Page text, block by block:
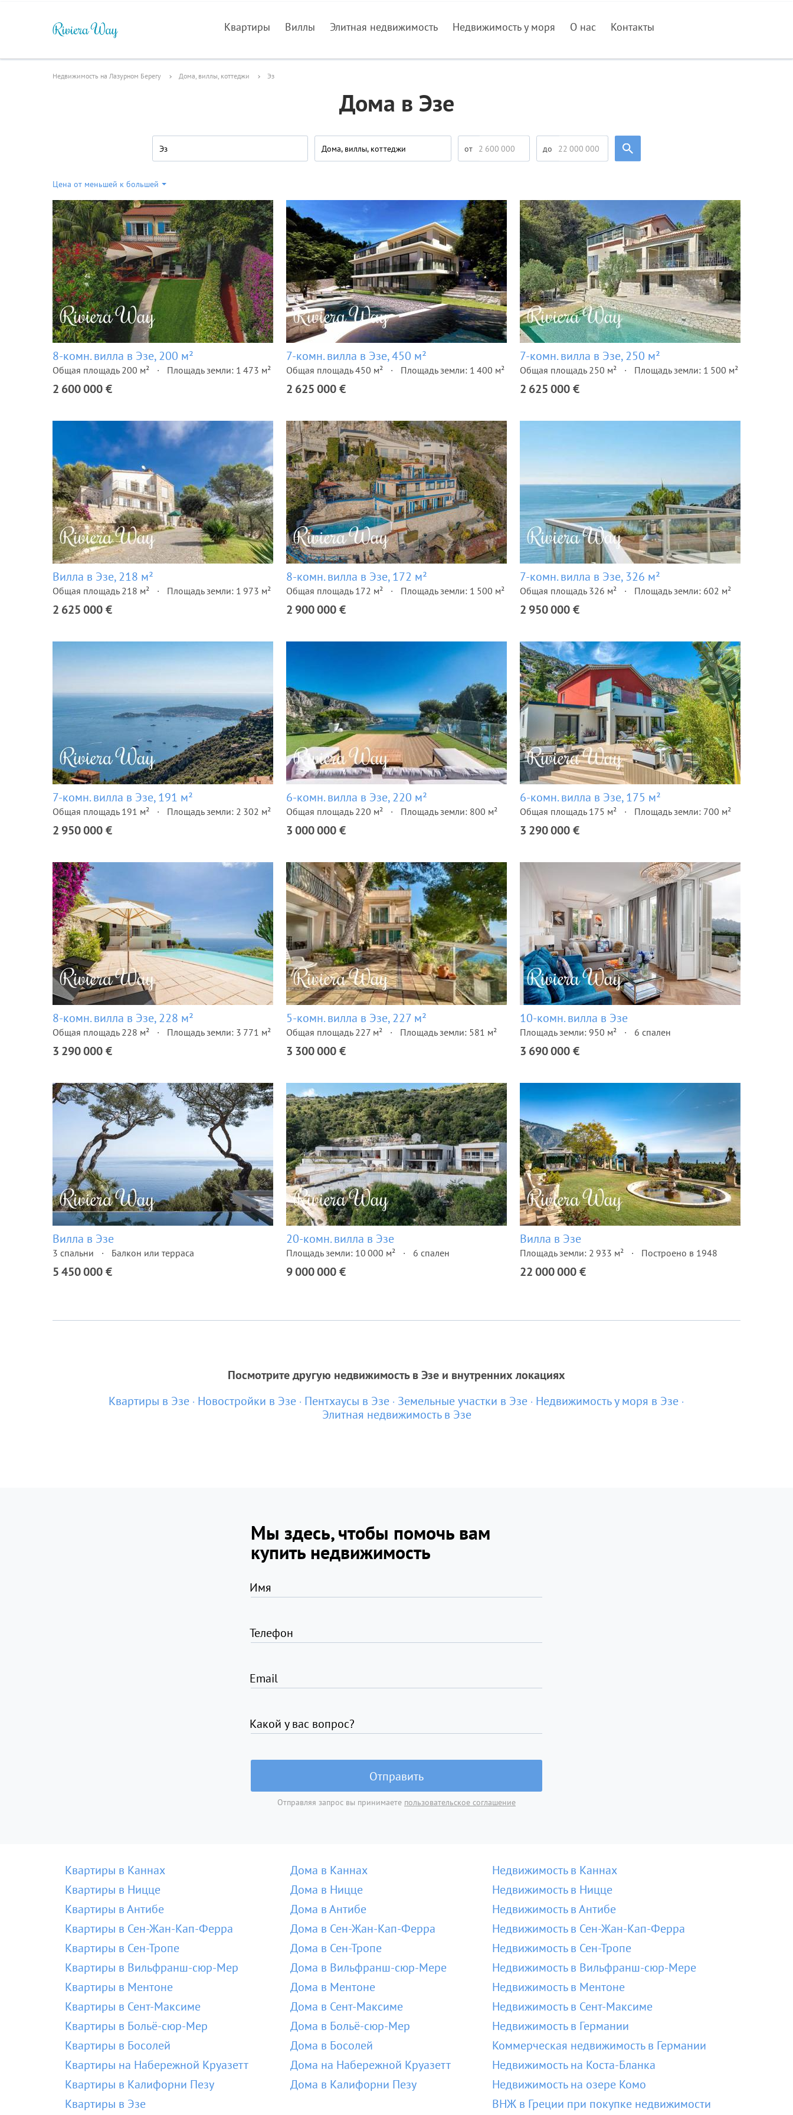
Квартиры Виллы Элитная недвижимость Недвижимость у моря О нас Контакты
Недвижимость на Лазурном Берегу Дома, виллы, коттеджи Эз
Дома в Эзе
Эз Дома, виллы, коттеджи
Цена от меньшей к большей
8-комн. вилла в Эзе, 200 м²
Общая площадь 200 м² Площадь земли: 1 473 м²
2 600 000 €
7-комн. вилла в Эзе, 450 м²
Общая площадь 450 м² Площадь земли: 1 400 м²
2 625 000 €
7-комн. вилла в Эзе, 250 м²
Общая площадь 250 м² Площадь земли: 1 500 м²
2 625 000 €
Вилла в Эзе, 218 м²
Общая площадь 218 м² Площадь земли: 1 973 м²
2 625 000 €
8-комн. вилла в Эзе, 172 м²
Общая площадь 172 м² Площадь земли: 1 500 м²
2 900 000 €
7-комн. вилла в Эзе, 326 м²
Общая площадь 326 м² Площадь земли: 602 м²
2 950 000 €
7-комн. вилла в Эзе, 191 м²
Общая площадь 191 м² Площадь земли: 2 302 м²
2 950 000 €
6-комн. вилла в Эзе, 220 м²
Общая площадь 220 м² Площадь земли: 800 м²
3 000 000 €
6-комн. вилла в Эзе, 175 м²
Общая площадь 175 м² Площадь земли: 700 м²
3 290 000 €
8-комн. вилла в Эзе, 228 м²
Общая площадь 228 м² Площадь земли: 3 771 м²
3 290 000 €
5-комн. вилла в Эзе, 227 м²
Общая площадь 227 м² Площадь земли: 581 м²
3 300 000 €
10-комн. вилла в Эзе
Площадь земли: 950 м² 6 спален
3 690 000 €
Вилла в Эзе
3 спальни Балкон или терраса
5 450 000 €
20-комн. вилла в Эзе
Площадь земли: 10 000 м² 6 спален
9 000 000 €
Вилла в Эзе
Площадь земли: 2 933 м² Построено в 1948
22 000 000 €
Посмотрите другую недвижимость в Эзе и внутренних локациях
Квартиры в Эзе Новостройки в Эзе Пентхаусы в Эзе Земельные участки в Эзе Недвижимость у моря в Эзе
Элитная недвижимость в Эзе
Мы здесь, чтобы помочь вам
купить недвижимость
Имя
Телефон
Email
Какой у вас вопрос?
Отправить
Отправляя запрос вы принимаете пользовательское соглашение
Квартиры в Каннах
Квартиры в Ницце
Квартиры в Антибе
Квартиры в Сен-Жан-Кап-Ферра
Квартиры в Сен-Тропе
Квартиры в Вильфранш-сюр-Мер
Квартиры в Ментоне
Квартиры в Сент-Максиме
Квартиры в Больё-сюр-Мер
Квартиры в Босолей
Квартиры на Набережной Круазетт
Квартиры в Калифорни Пезу
Квартиры в Эзе
Дома в Каннах
Дома в Ницце
Дома в Антибе
Дома в Сен-Жан-Кап-Ферра
Дома в Сен-Тропе
Дома в Вильфранш-сюр-Мере
Дома в Ментоне
Дома в Сент-Максиме
Дома в Больё-сюр-Мер
Дома в Босолей
Дома на Набережной Круазетт
Дома в Калифорни Пезу
Недвижимость в Каннах
Недвижимость в Ницце
Недвижимость в Антибе
Недвижимость в Сен-Жан-Кап-Ферра
Недвижимость в Сен-Тропе
Недвижимость в Вильфранш-сюр-Мере
Недвижимость в Ментоне
Недвижимость в Сент-Максиме
Недвижимость в Германии
Коммерческая недвижимость в Германии
Недвижимость на Коста-Бланка
Недвижимость на озере Комо
ВНЖ в Греции при покупке недвижимости